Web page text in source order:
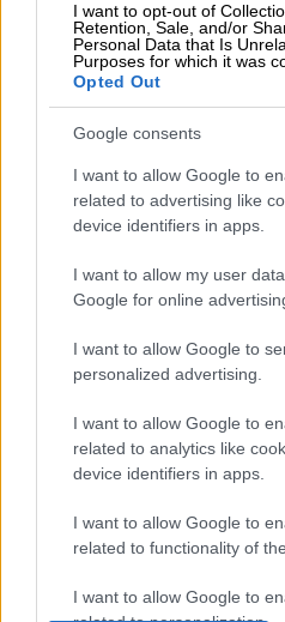
I want to opt-out of
Retention, Sale, and/or
Personal Data that Is
Purposes for which it was
Opted Out
Google consents
I want to allow Google to
related to advertising like
device identifiers in apps.
I want to allow my user
Google for online
I want to allow Google to
personalized advertising.
I want to allow Google to
related to analytics like
device identifiers in apps.
I want to allow Google to
related to functionality of
I want to allow Google to
οχήματα υπέστησαν
Οι αστυνομικοί με
τις μικρές εστίες
τις βόμβες μολότοφ,
ξεκίνησαν και
δράστες.
σύλληψη ή προσαγωγή,
υλικό από κάμερες
Νέας Ιωνίας όσο και
καταστημάτων.
Διαβάστε ακόμη
Θρήνος για τον
μεγάλη